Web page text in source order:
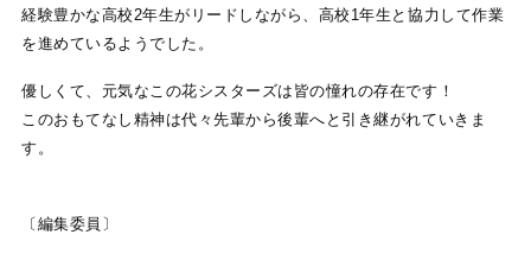
経験豊かな高校2年生がリードしながら、高校1年生と協力して作業
を進めているようでした。
優しくて、元気なこの花シスターズは皆の憧れの存在です！
このおもてなし精神は代々先輩から後輩へと引き継がれていきま
す。
〔編集委員〕